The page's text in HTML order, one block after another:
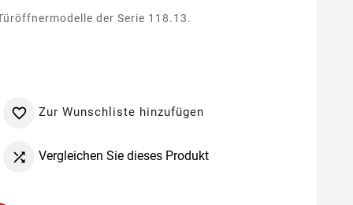
der Serie 118.13.
 Zur Wunschliste hinzufügen
 Vergleichen Sie dieses Produkt